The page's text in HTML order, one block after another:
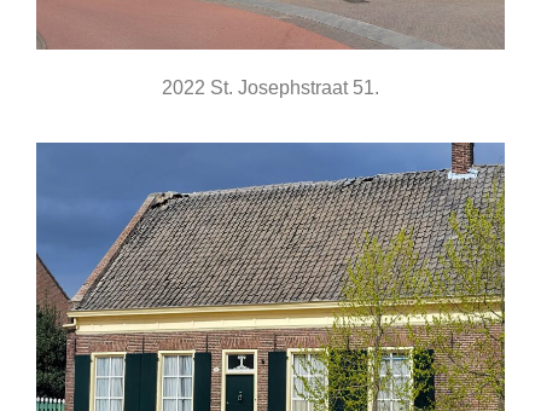
2022 St. Josephstraat 51.